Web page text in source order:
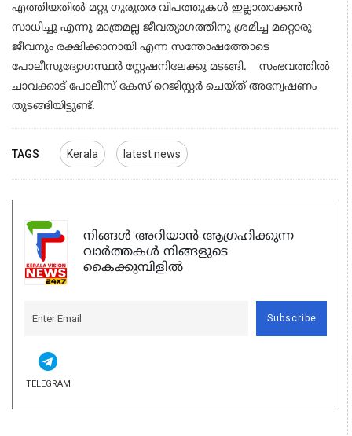
എത്തിയതിൽ മറ്റു ഗുരുതര വിപത്തുകൾ ഇല്ലാതാക്കൻ
സാധിച്ചു എന്നു മാത്രമല്ല ജീവത്യാഗത്തിനു ശ്രമിച്ച മറ്റൊരു
ജീവനും രക്ഷിക്കാനായി എന്ന സന്തോഷത്തോടെ
പോലീസുദ്യോഗസ്ഥർ സ്റ്റേഷനിലേക്കു മടങ്ങി. സംഭവത്തിൽ
ചാവക്കാട് പോലീസ് കേസ് റെജിസ്റ്റർ ചെയ്ത് അന്വേഷണം
തുടങ്ങിയിട്ടുണ്ട്.
TAGS Kerala latest news
നിങ്ങൾ അറിയാൻ ആഗ്രഹിക്കുന്ന
വാർത്തകൾ നിങ്ങളുടെ
കൈക്കുമ്പിളിൽ
Subscribe
TELEGRAM